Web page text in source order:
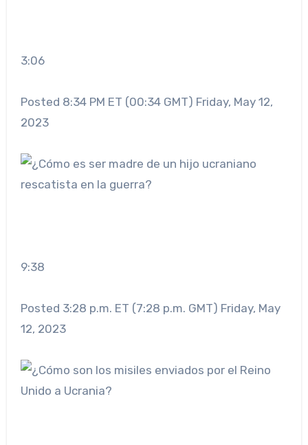
3:06
Posted 8:34 PM ET (00:34 GMT) Friday, May 12,
2023
9:38
Posted 3:28 p.m. ET (7:28 p.m. GMT) Friday, May
12, 2023